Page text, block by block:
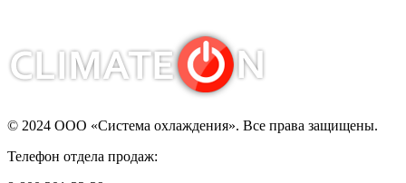
© 2024 ООО «Система охлаждения». Все права защищены.
Телефон отдела продаж: